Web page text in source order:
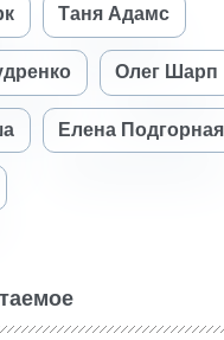
Таня Адамс
Олег Шарп
Елена Подгорная